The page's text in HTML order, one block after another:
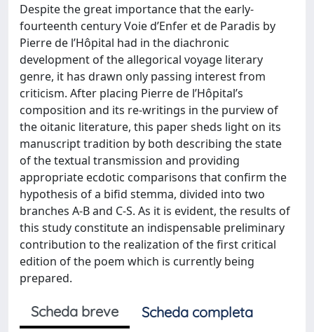
Despite the great importance that the early-
fourteenth century Voie d’Enfer et de Paradis by
Pierre de l’Hôpital had in the diachronic
development of the allegorical voyage literary
genre, it has drawn only passing interest from
criticism. After placing Pierre de l’Hôpital’s
composition and its re-writings in the purview of
the oitanic literature, this paper sheds light on its
manuscript tradition by both describing the state
of the textual transmission and providing
appropriate ecdotic comparisons that confirm the
hypothesis of a bifid stemma, divided into two
branches A-B and C-S. As it is evident, the results of
this study constitute an indispensable preliminary
contribution to the realization of the first critical
edition of the poem which is currently being
prepared.
Scheda breve
Scheda completa